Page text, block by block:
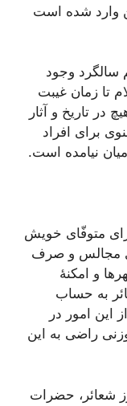
وارد شده است
وجود
تا زمان غیبت
تاریخ و آثار
برای افراد
نیامده است.
متوفّای خویش
مجالس و صرف
و امکنۀ
به حساب
این امور در
راضی به این
شعائر، حضرات